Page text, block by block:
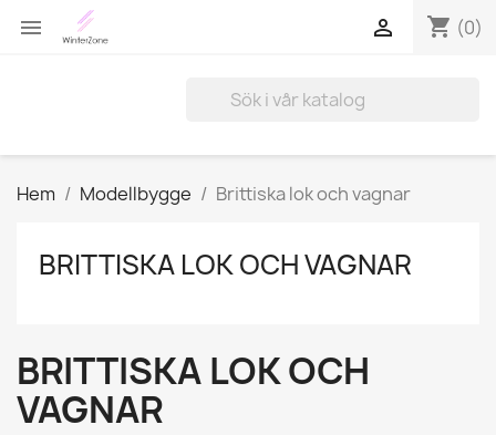
 shopping_cart (0)

Hem Modellbygge Brittiska lok och vagnar
BRITTISKA LOK OCH VAGNAR
BRITTISKA LOK OCH
VAGNAR